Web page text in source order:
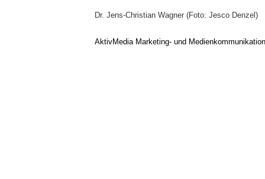
Dr. Jens-Christian Wagner (Foto: Jesco Denzel)
AktivMedia Marketing- und